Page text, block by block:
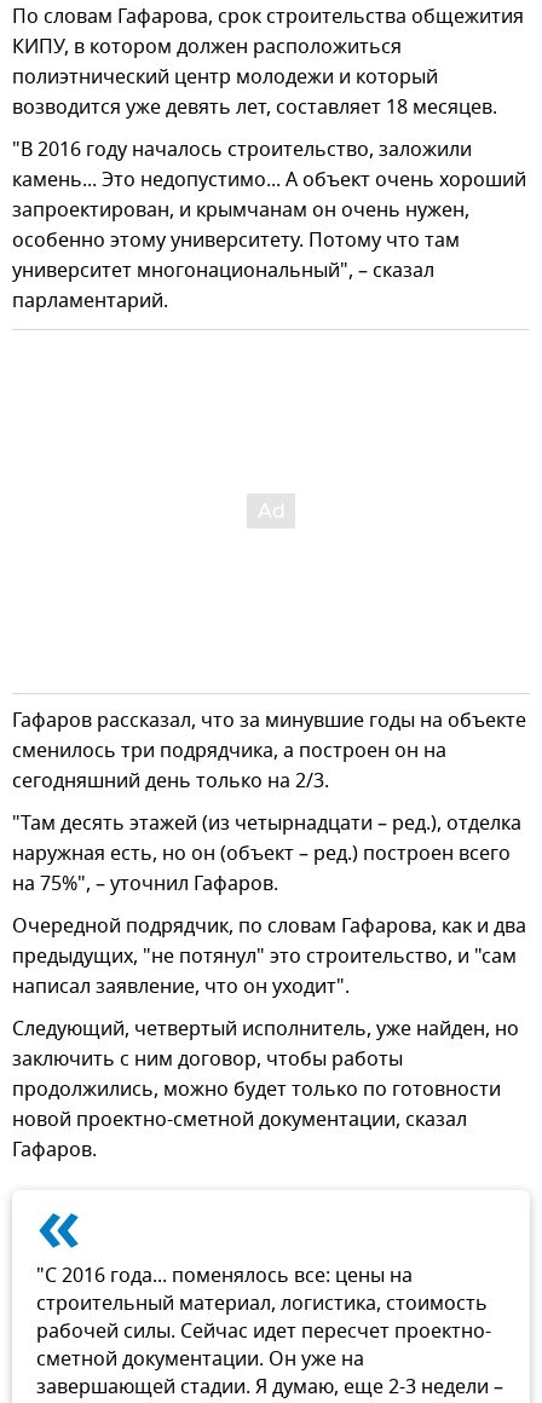
По словам Гафарова, срок строительства общежития
КИПУ, в котором должен расположиться
полиэтнический центр молодежи и который
возводится уже девять лет, составляет 18 месяцев.
"В 2016 году началось строительство, заложили
камень... Это недопустимо... А объект очень хороший
запроектирован, и крымчанам он очень нужен,
особенно этому университету. Потому что там
университет многонациональный", – сказал
парламентарий.
Гафаров рассказал, что за минувшие годы на объекте
сменилось три подрядчика, а построен он на
сегодняшний день только на 2/3.
"Там десять этажей (из четырнадцати – ред.), отделка
наружная есть, но он (объект – ред.) построен всего
на 75%", – уточнил Гафаров.
Очередной подрядчик, по словам Гафарова, как и два
предыдущих, "не потянул" это строительство, и "сам
написал заявление, что он уходит".
Следующий, четвертый исполнитель, уже найден, но
заключить с ним договор, чтобы работы
продолжились, можно будет только по готовности
новой проектно-сметной документации, сказал
Гафаров.
«
"С 2016 года... поменялось все: цены на
строительный материал, логистика, стоимость
рабочей силы. Сейчас идет пересчет проектно-
сметной документации. Он уже на
завершающей стадии. Я думаю, еще 2-3 недели –